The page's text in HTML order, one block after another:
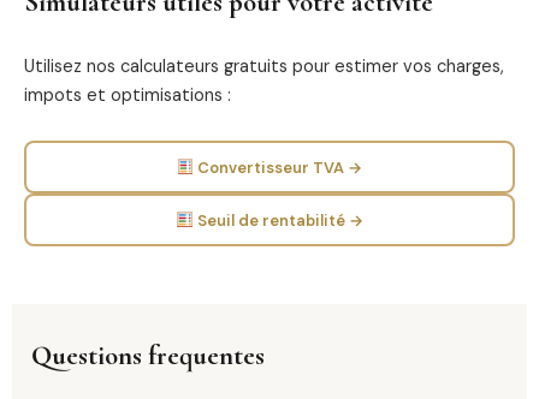
Utilisez nos calculateurs gratuits pour estimer vos charges,
impots et optimisations :
Convertisseur TVA →
Seuil de rentabilité →
Questions frequentes